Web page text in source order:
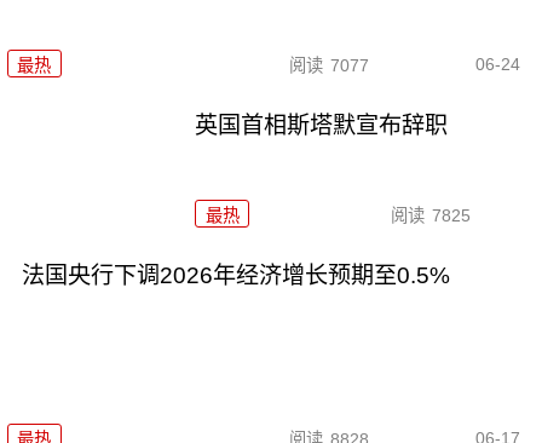
最热 阅读 7077 06-24
英国首相斯塔默宣布辞职
最热 阅读 7825
法国央行下调2026年经济增长预期至0.5%
06-17